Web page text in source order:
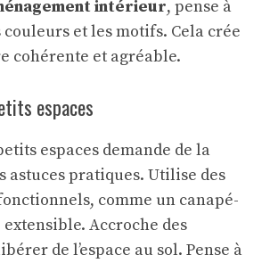
intérieur, pense à
et les motifs. Cela crée
cohérente et agréable.
espaces
espaces demande de la
astuces pratiques. Utilise des
comme un canapé-
Accroche des
de l’espace au sol. Pense à